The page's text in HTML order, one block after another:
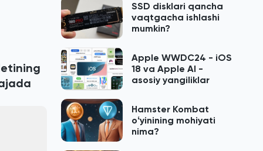
SSD disklari qancha
vaqtgacha ishlashi
mumkin?
Apple WWDC24 - iOS
18 va Apple AI -
asosiy yangiliklar
Hamster Kombat
oʻyinining mohiyati
nima?